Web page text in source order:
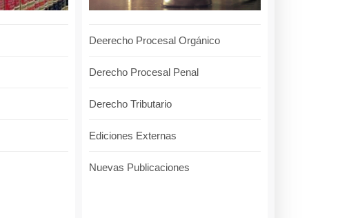
Deerecho Procesal Orgánico
Derecho Procesal Penal
Derecho Tributario
Ediciones Externas
Nuevas Publicaciones